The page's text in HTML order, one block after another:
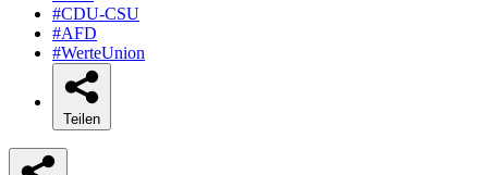
#CDU-CSU
#AFD
#WerteUnion
Teilen